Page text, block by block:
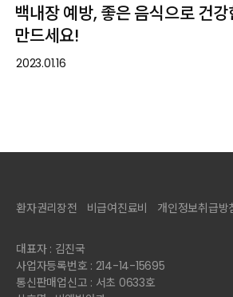
백내장 예방, 좋은 음식으로 건
만드세요!
2023.01.16
환자권리장전 비급여진료비 개인정보취급방
대표자 : 김진국
사업자등록번호 : 214-14-15695
통신판매업신고 : 서초 0633호